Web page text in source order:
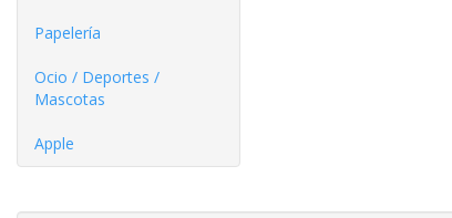
Papelería
Ocio / Deportes /
Mascotas
Apple